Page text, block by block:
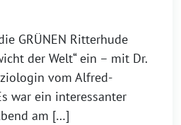
GRÜNEN Ritterhude
der Welt“ ein – mit Dr.
vom Alfred-
war ein interessanter
am […]